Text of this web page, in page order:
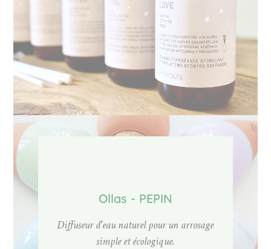
Mikados d'ambiance. Flacon en verre ambré
et bâtons de rotin. Différents parfums
Ollas - PEPIN
Diffuseur d'eau naturel pour un arrosage
simple et écologique.